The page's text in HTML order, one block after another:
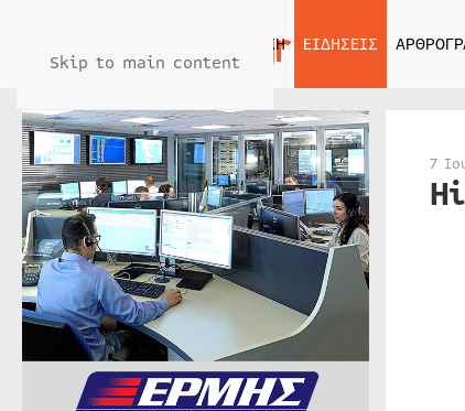
Skip to main content
ΑΡΧΙΚΗ ΕΙΔΗΣΕΙΣ
7